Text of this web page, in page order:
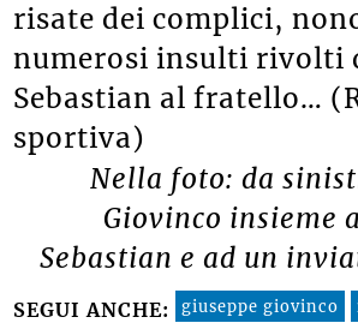
risate dei complici,
numerosi insulti rivolti
Sebastian al fratello…
sportiva)
Nella foto: da
Giovinco insieme
Sebastian e ad un
SEGUI ANCHE: giuseppe giovinco